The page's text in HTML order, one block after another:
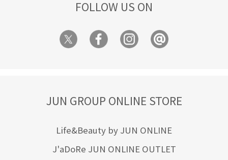
FOLLOW US ON
JUN GROUP ONLINE STORE
Life&Beauty by JUN ONLINE
J'aDoRe JUN ONLINE OUTLET